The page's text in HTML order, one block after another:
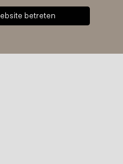
betreten